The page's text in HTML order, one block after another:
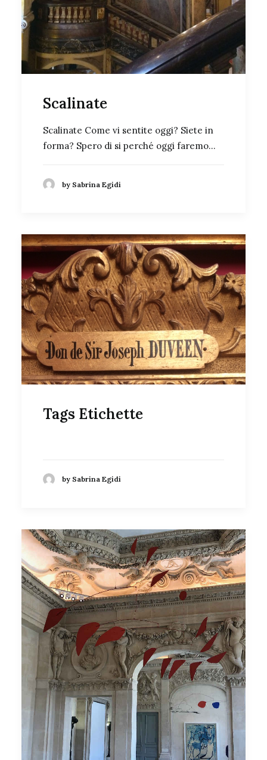
Scalinate
Scalinate Come vi sentite oggi? Siete in
forma? Spero di si perché oggi faremo…
by Sabrina Egidi
Tags Etichette
by Sabrina Egidi